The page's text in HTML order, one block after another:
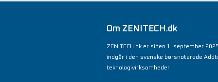
Om ZENITECH.dk
ZENITECH.dk er siden 1. september
indgår i den svenske børsnoterede
teknologivirksomheder.